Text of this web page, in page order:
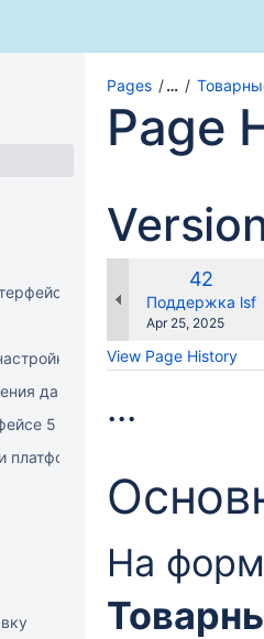
клиента
интерфейса
данных
5 версии платформы
платформы
Pages …
Page
Old
Version
42
Поддержка lsf
Saved
Apr 25, 2025
View Page History
...
На